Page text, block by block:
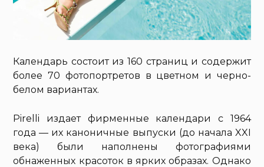
Календарь состоит из 160 страниц и содержит
более 70 фотопортретов в цветном и черно-
белом вариантах.
Pirelli издает фирменные календари с 1964
года — их каноничные выпуски (до начала XXI
века) были наполнены фотографиями
обнаженных красоток в ярких образах. Однако